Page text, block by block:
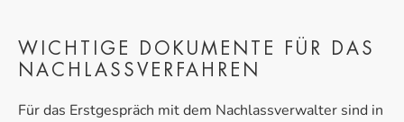
WICHTIGE DOKUMENTE FÜR DAS
NACHLASS­VERFAHREN
Für das Erstgespräch mit dem Nachlassverwalter sind in